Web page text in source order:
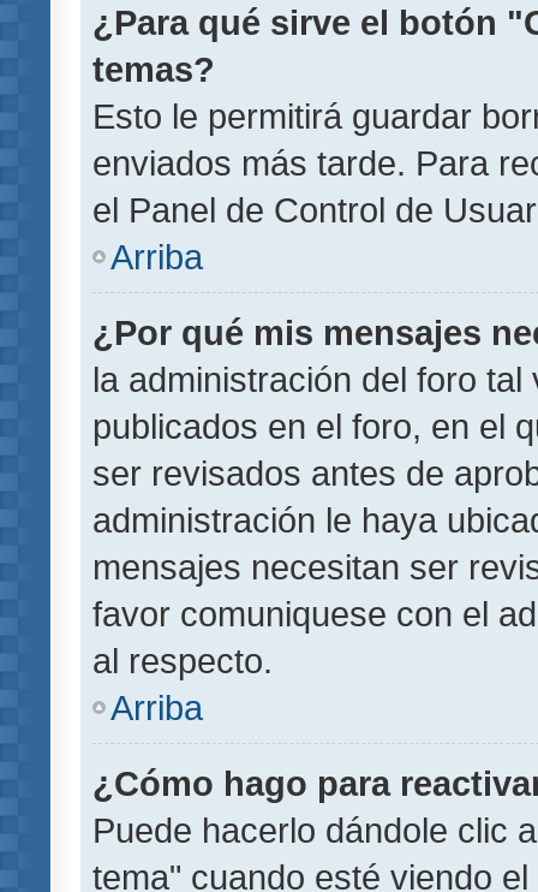
¿Para qué sirve el botón
temas?
Esto le permitirá guardar
enviados más tarde. Para
el Panel de Control de
Arriba
¿Por qué mis mensajes
la administración del foro
publicados en el foro, en el
ser revisados antes de
administración le haya
mensajes necesitan ser
favor comuniquese con el
al respecto.
Arriba
¿Cómo hago para
Puede hacerlo dándole clic
tema" cuando esté viendo